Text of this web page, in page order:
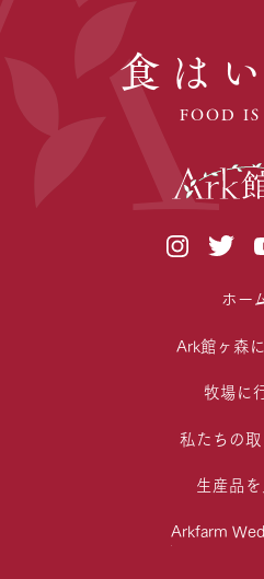
食は
FOOD
ホー
Ark館ヶ森
牧場に
私たちの
生産品
Arkfarm